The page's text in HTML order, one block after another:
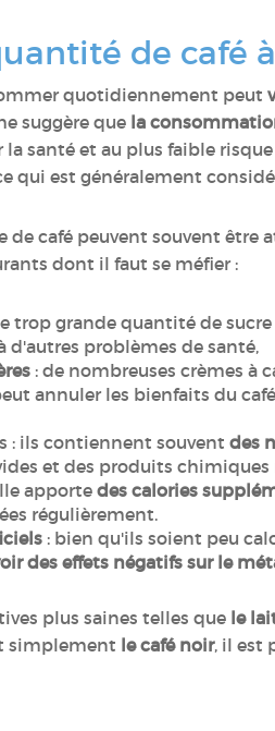
de café
quotidiennement peut
suggère que la
santé et au plus faible
qui est généralement
de café peuvent souvent être
dont il faut se méfier :
trop grande quantité de
d'autres problèmes de santé,
: de nombreuses crèmes à
annuler les bienfaits du
: ils contiennent souvent des
et des produits chimiques
apportedes calories
régulièrement.
: bien qu'ils soient peu
des effets négatifs sur le
plus saines telles que le
simplement le café noir, il est